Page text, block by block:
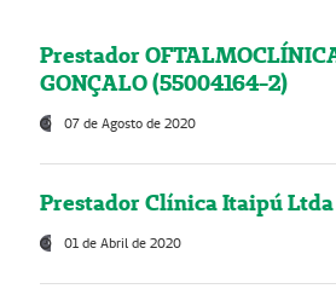
Prestador
GONÇALO (55004164-2)
07 de Agosto de 2020
Prestador Clínica Itaipú
01 de Abril de 2020